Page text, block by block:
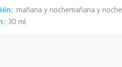
mañana y nochemañana y noche
30 ml